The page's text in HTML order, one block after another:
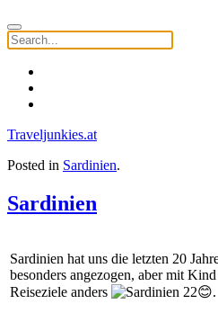
Traveljunkies.at
Posted in Sardinien.
Sardinien
Sardinien hat uns die letzten 20
besonders angezogen, aber mit
Reiseziele anders
😊.